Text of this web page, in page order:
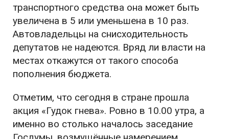
транспортного средства она может быть
увеличена в 5 или уменьшена в 10 раз.
Автовладельцы на снисходительность
депутатов не надеются. Вряд ли власти на
местах откажутся от такого способа
пополнения бюджета.
Отметим, что сегодня в стране прошла
акция «Гудок гнева». Ровно в 10.00 утра, а
именно во столько началось заседание